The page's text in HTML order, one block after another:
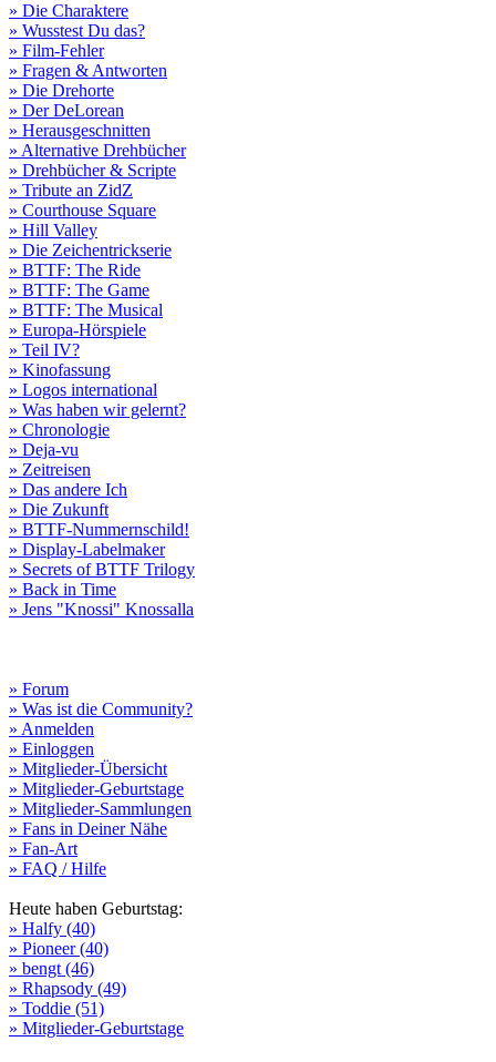
» Die Charaktere
» Wusstest Du das?
» Film-Fehler
» Fragen & Antworten
» Die Drehorte
» Der DeLorean
» Herausgeschnitten
» Alternative Drehbücher
» Drehbücher & Scripte
» Tribute an ZidZ
» Courthouse Square
» Hill Valley
» Die Zeichentrickserie
» BTTF: The Ride
» BTTF: The Game
» BTTF: The Musical
» Europa-Hörspiele
» Teil IV?
» Kinofassung
» Logos international
» Was haben wir gelernt?
» Chronologie
» Deja-vu
» Zeitreisen
» Das andere Ich
» Die Zukunft
» BTTF-Nummernschild!
» Display-Labelmaker
» Secrets of BTTF Trilogy
» Back in Time
» Jens "Knossi" Knossalla
» Forum
» Was ist die Community?
» Anmelden
» Einloggen
» Mitglieder-Übersicht
» Mitglieder-Geburtstage
» Mitglieder-Sammlungen
» Fans in Deiner Nähe
» Fan-Art
» FAQ / Hilfe
Heute haben Geburtstag:
» Halfy (40)
» Pioneer (40)
» bengt (46)
» Rhapsody (49)
» Toddie (51)
» Mitglieder-Geburtstage